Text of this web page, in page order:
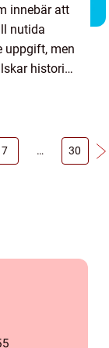
innebär att
nutida
uppgift, men
historia
7 … 30